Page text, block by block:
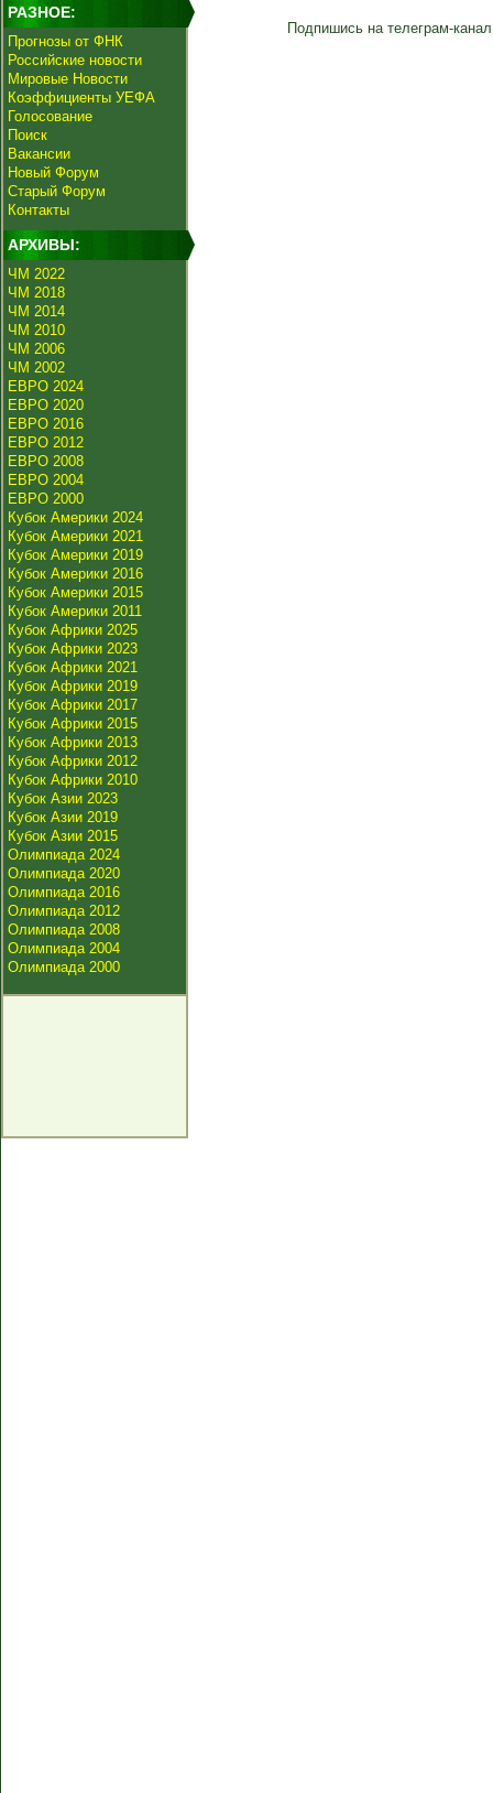
РАЗНОЕ:
Прогнозы от ФНК
Российские новости
Мировые Новости
Коэффициенты УЕФА
Голосование
Поиск
Вакансии
Новый Форум
Старый Форум
Контакты
АРХИВЫ:
ЧМ 2022
ЧМ 2018
ЧМ 2014
ЧМ 2010
ЧМ 2006
ЧМ 2002
ЕВРО 2024
ЕВРО 2020
ЕВРО 2016
ЕВРО 2012
ЕВРО 2008
ЕВРО 2004
ЕВРО 2000
Кубок Америки 2024
Кубок Америки 2021
Кубок Америки 2019
Кубок Америки 2016
Кубок Америки 2015
Кубок Америки 2011
Кубок Африки 2025
Кубок Африки 2023
Кубок Африки 2021
Кубок Африки 2019
Кубок Африки 2017
Кубок Африки 2015
Кубок Африки 2013
Кубок Африки 2012
Кубок Африки 2010
Кубок Азии 2023
Кубок Азии 2019
Кубок Азии 2015
Олимпиада 2024
Олимпиада 2020
Олимпиада 2016
Олимпиада 2012
Олимпиада 2008
Олимпиада 2004
Олимпиада 2000
Подпишись на телеграм-